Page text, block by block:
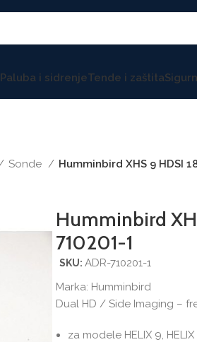
Paluba i sidrenjeTende i zaštita
Sonde Humminbird XHS 9 HDSI
Humminbird
710201-1
SKU:ADR-710201-1
Marka: Humminbird
Dual HD / Side Imaging –
za modele HELIX 9, HELIX